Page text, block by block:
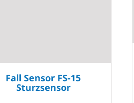
Fall Sensor FS-15
Sturzsensor